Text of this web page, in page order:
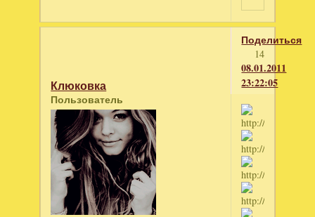
Поделиться
14
08.01.2011
23:22:05
Клюковка
Пользователь